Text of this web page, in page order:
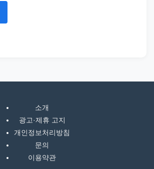
소개
광고·제휴 고지
개인정보처리방침
문의
이용약관